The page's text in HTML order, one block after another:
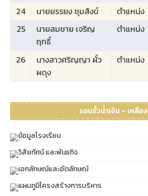
24
นายยรรยง ชุมสังข์ ตำแหน่ง
25
นายสมชาย เจริญ
ฤทธิ์
ตำแหน่ง
26
นางสาวศริญญา ผั้ว
ผดุง
ตำแหน่ง
รอบรั้วน้ำเงิน – เหลือง
ข้อมูลโรงเรียน
วิสัยทัศน์ และพันธกิจ
เอกลักษณ์และอัตลักษณ์
แผนภูมิโครงสร้างการบริหาร